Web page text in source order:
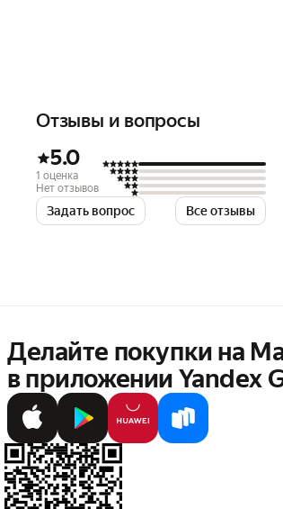
Отзывы и вопросы
5.0
1 оценка
Нет отзывов
Задать вопрос Все отзывы
Делайте покупки на
в приложении Yandex